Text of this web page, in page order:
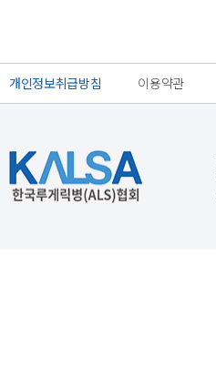
개인정보취급방침 이용약관